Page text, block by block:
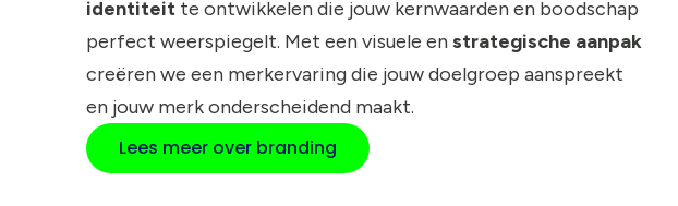
identiteit te ontwikkelen die jouw kernwaarden en boodschap
perfect weerspiegelt. Met een visuele enstrategische aanpak
creëren we een merkervaring die jouw doelgroep aanspreekt
en jouw merk onderscheidend maakt.
Lees meer over branding